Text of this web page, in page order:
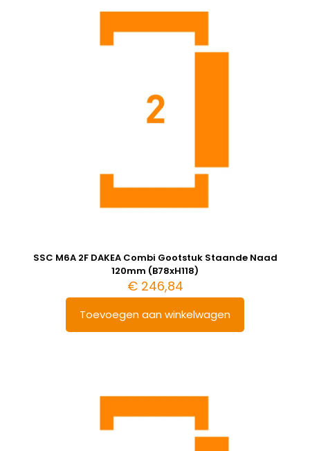
SSC M6A 2F DAKEA Combi Gootstuk Staande Naad
120mm (B78xH118)
€246,84
Toevoegen aan winkelwagen